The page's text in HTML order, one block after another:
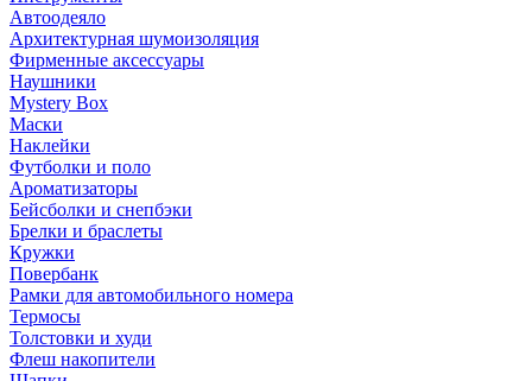
Автоодеяло
Архитектурная шумоизоляция
Фирменные аксессуары
Наушники
Mystery Box
Маски
Наклейки
Футболки и поло
Ароматизаторы
Бейсболки и снепбэки
Брелки и браслеты
Кружки
Повербанк
Рамки для автомобильного номера
Термосы
Толстовки и худи
Флеш накопители